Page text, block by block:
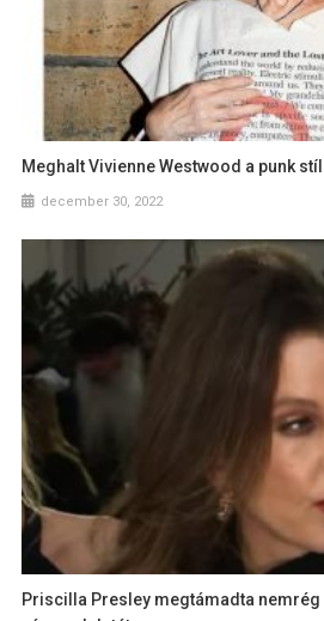
Meghalt Vivienne Westwood a punk
december 30, 2022
Priscilla Presley megtámadta nemrég